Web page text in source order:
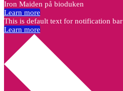
Iron Maiden på bioduken
Learn more
This is default text for notification bar
Learn more